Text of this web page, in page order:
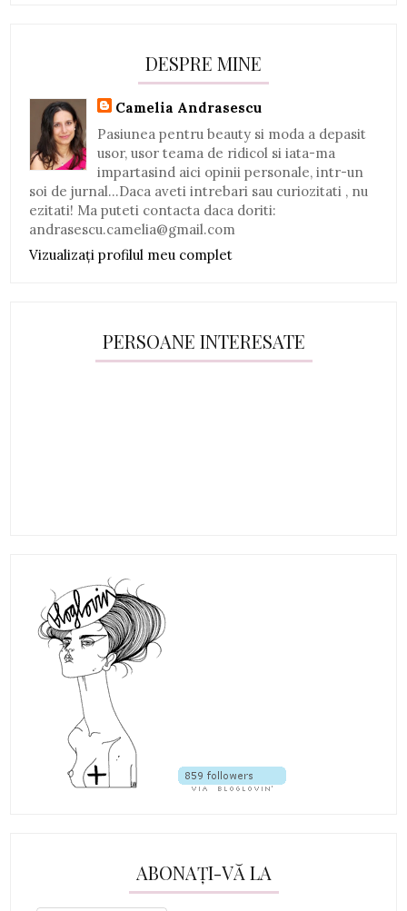
DESPRE MINE
Camelia Andrasescu
Pasiunea pentru beauty si moda a depasit
usor, usor teama de ridicol si iata-ma
impartasind aici opinii personale, intr-un
soi de jurnal...Daca aveti intrebari sau curiozitati , nu
ezitati! Ma puteti contacta daca doriti:
andrasescu.camelia@gmail.com
Vizualizați profilul meu complet
PERSOANE INTERESATE
ABONAȚI-VĂ LA